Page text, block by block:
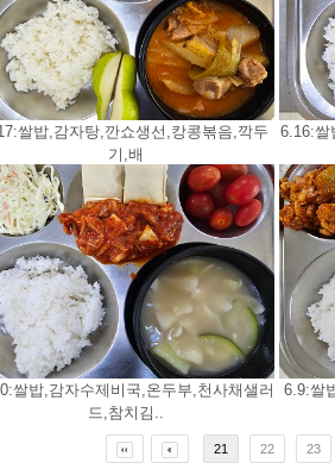
쌀밥,감자탕,깐쇼생선,캉콩볶음,깍두
기,배
6.16:쌀
쌀밥,감자수제비국,온두부,천사채샐러
드,참치김..
6.9:쌀
21 22 23